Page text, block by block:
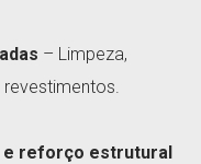
– Limpeza,
e reforço estrutural